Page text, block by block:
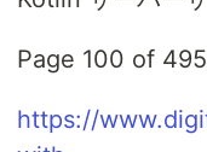
Page 100 of 495
https://